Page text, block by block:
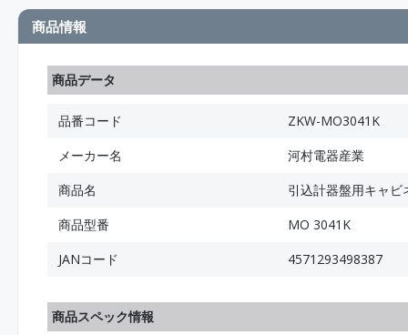
商品情報
商品データ
品番コード
ZKW-MO3041K
メーカー名
河村電器産業
商品名
引込計器盤用キャビ
商品型番
MO 3041K
JANコード
4571293498387
商品スペック情報